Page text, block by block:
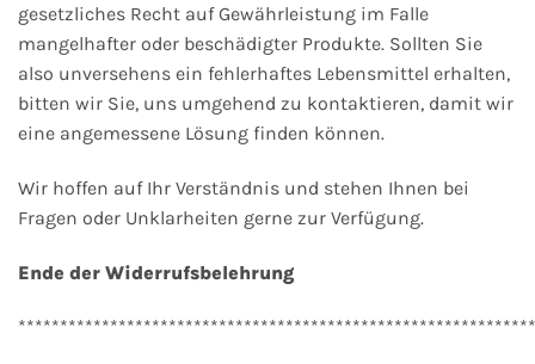
gesetzliches Recht auf Gewährleistung im Falle
mangelhafter oder beschädigter Produkte. Sollten Sie
also unversehens ein fehlerhaftes Lebensmittel erhalten,
bitten wir Sie, uns umgehend zu kontaktieren, damit wir
eine angemessene Lösung finden können.
Wir hoffen auf Ihr Verständnis und stehen Ihnen bei
Fragen oder Unklarheiten gerne zur Verfügung.
Ende der Widerrufsbelehrung